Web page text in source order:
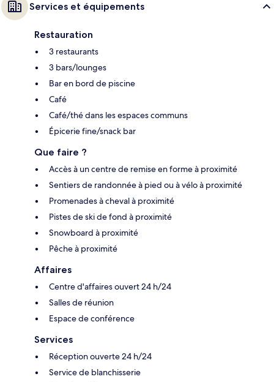
Services et équipements
Restauration
3 restaurants
3 bars/lounges
Bar en bord de piscine
Café
Café/thé dans les espaces communs
Épicerie fine/snack bar
Que faire ?
Accès à un centre de remise en forme à proximité
Sentiers de randonnée à pied ou à vélo à proximité
Promenades à cheval à proximité
Pistes de ski de fond à proximité
Snowboard à proximité
Pêche à proximité
Affaires
Centre d'affaires ouvert 24 h/24
Salles de réunion
Espace de conférence
Services
Réception ouverte 24 h/24
Service de blanchisserie